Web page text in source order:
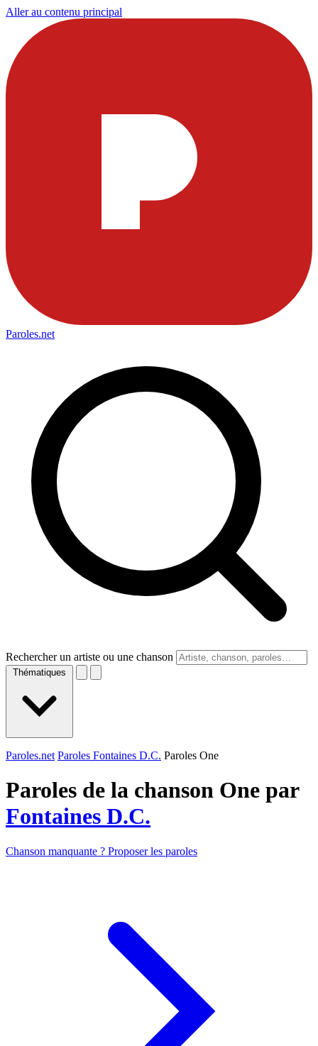
Aller au contenu principal
Paroles.net
Rechercher un artiste ou une chanson
Thématiques
Paroles.net Paroles Fontaines D.C. Paroles One
Paroles de la chanson One par
Fontaines D.C.
Chanson manquante ? Proposer les paroles